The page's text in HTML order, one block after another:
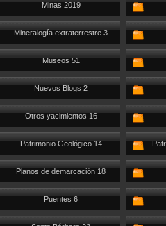
Minas 2019
Mineralogía extraterrestre 3
Museos 51
Nuevos Blogs 2
Otros yacimientos 16
Patrimonio Geológico 14
Planos de demarcación 18
Puentes 6